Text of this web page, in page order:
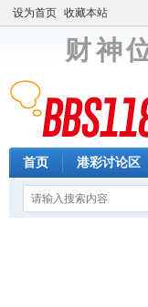
设为首页 收藏本站
财 神
首页 港彩讨论区